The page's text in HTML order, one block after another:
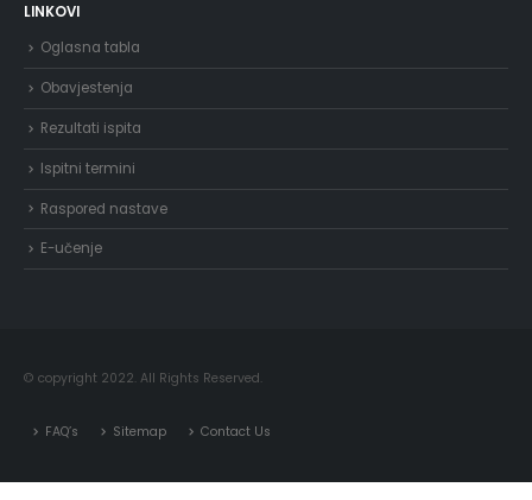
LINKOVI
Oglasna tabla
Obavjestenja
Rezultati ispita
Ispitni termini
Raspored nastave
E-učenje
© copyright 2022. All Rights Reserved.
FAQ’s Sitemap Contact Us